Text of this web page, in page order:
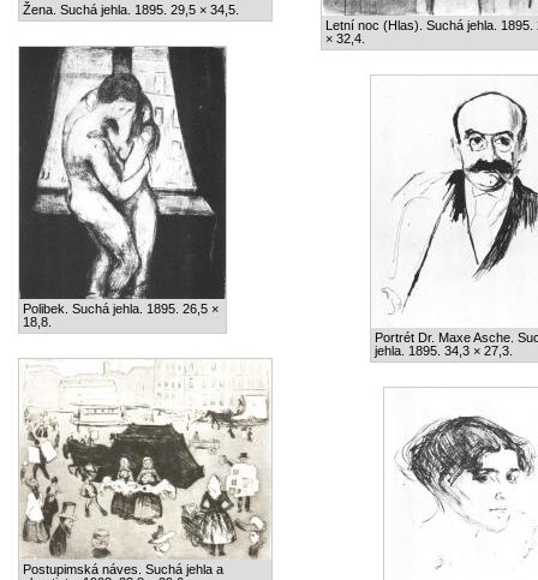
Žena. Suchá jehla. 1895. 29,5 × 34,5.
Letní noc (Hlas). Suchá jehla. 1895.
× 32,4.
Polibek. Suchá jehla. 1895. 26,5 ×
18,8.
Portrét Dr. Maxe Asche.
jehla. 1895. 34,3 × 27,3.
Postupimská náves. Suchá jehla a